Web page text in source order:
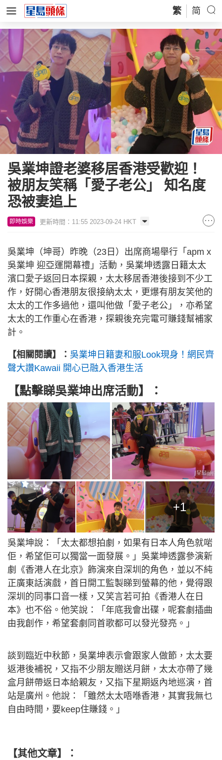
繁 简
吳業坤證老婆移居香港受歡迎！
被朋友笑稱「愛子老公」 知名度
恐被妻追上
即時娛樂 更新時間：11:55 2023-09-24 HKT
吳業坤（坤哥）昨晚（23日）出席商場舉行「apm x
吳業坤 迎亞運開幕禮」活動，吳業坤透露日籍太太
濱口愛子返回日本探親，太太移居香港後接到不少工
作，好開心香港朋友很接納太太，更爆有朋友笑他的
太太的工作多過他，還叫他做「愛子老公」，亦希望
太太的工作重心在香港，探親後充完電可賺錢幫補家
計。
【相關閱讀】： 吳業坤日籍妻和服Look現身！網民齊
聲大讚Kawaii 開心已融入香港生活
【點擊睇吳業坤出席活動】：
+1
吳業坤說：「太太都想拍劇，如果有日本人角色就啱
佢，希望佢可以獨當一面發展。」吳業坤透露參演新
劇《香港人在北京》飾演來自深圳的角色，並以不純
正廣東話演戲，首日開工監製睇到螢幕的他，覺得跟
深圳的同事口音一樣，又笑言若可拍《香港人在日
本》也不俗。他笑說：「年底我會出碟，呢套劇插曲
由我創作，希望套劇同首歌都可以發光發亮。」
談到臨近中秋節，吳業坤表示會跟家人做節，太太要
返港後補祝，又指不少朋友贈送月餅，太太亦帶了幾
盒月餅帶返日本給親友，又指下星期返內地巡演，首
站是廣州。他說：「雖然太太唔喺香港，其實我無乜
自由時間，要keep住賺錢。」
【其他文章】：